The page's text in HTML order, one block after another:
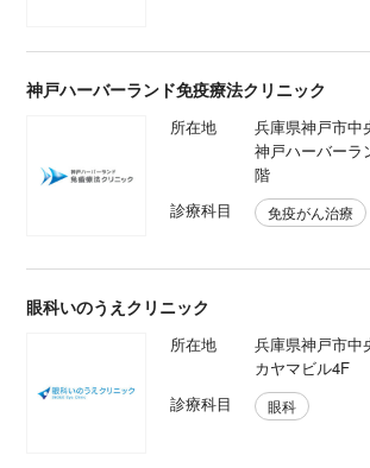
神戸ハーバーランド免疫療法クリニック
所在地
兵庫県神戸市中
神戸ハーバーラ
階
診療科目
免疫がん治療
眼科いのうえクリニック
所在地
兵庫県神戸市中
カヤマビル4F
診療科目
眼科